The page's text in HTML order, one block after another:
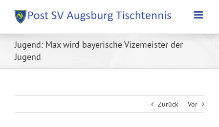
Inhalt
springen
Jugend: Max wird bayerische Vizemeister der
Jugend
Zurück Vor